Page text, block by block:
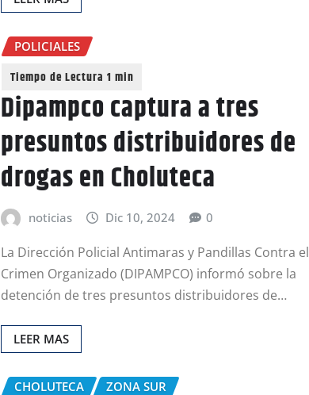
POLICIALES
Dipampco captura a tres
presuntos distribuidores de
drogas en Choluteca
noticias Dic 10, 2024 0
La Dirección Policial Antimaras y Pandillas Contra el
Crimen Organizado (DIPAMPCO) informó sobre la
detención de tres presuntos distribuidores de…
LEER MAS
CHOLUTECA ZONA SUR